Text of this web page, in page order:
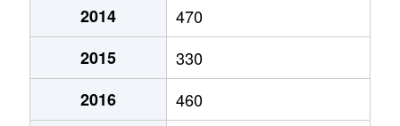
2014
470
2015
330
2016
460